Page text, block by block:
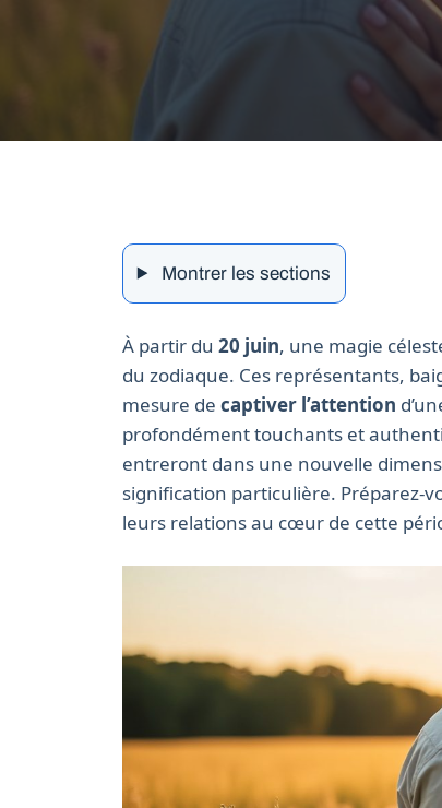
Montrer les sections
À partir du 20 juin, une magie
du zodiaque. Ces représentants,
mesure de captiver l’attention
profondément touchants et
entreront dans une nouvelle
signification particulière. Préparez-
leurs relations au cœur de cette